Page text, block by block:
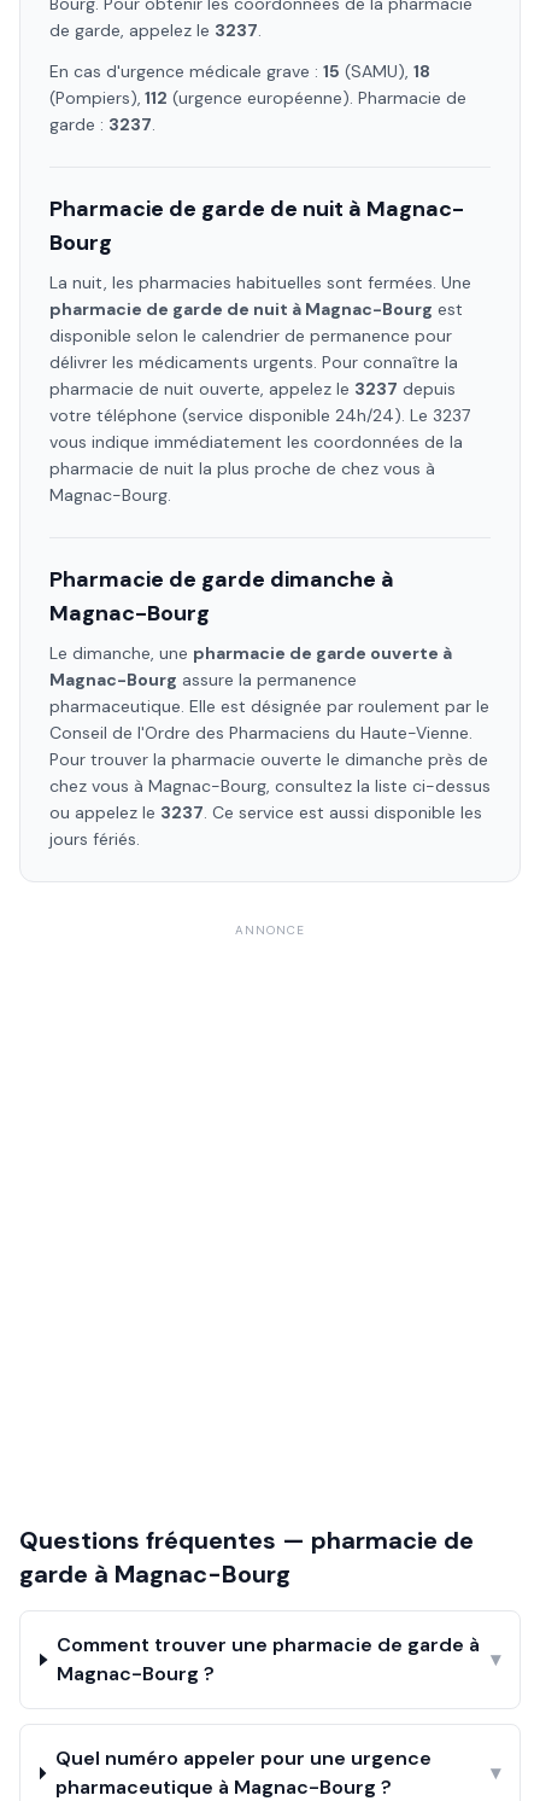
de garde, appelez le 3237.
En cas d'urgence médicale grave : 15 (SAMU), 18
(Pompiers), 112 (urgence européenne). Pharmacie de
garde : 3237.
Pharmacie de garde de nuit à Magnac-
Bourg
La nuit, les pharmacies habituelles sont fermées. Une
pharmacie de garde de nuit à Magnac-Bourg est
disponible selon le calendrier de permanence pour
délivrer les médicaments urgents. Pour connaître la
pharmacie de nuit ouverte, appelez le 3237 depuis
votre téléphone (service disponible 24h/24). Le 3237
vous indique immédiatement les coordonnées de la
pharmacie de nuit la plus proche de chez vous à
Magnac-Bourg.
Pharmacie de garde dimanche à
Magnac-Bourg
Le dimanche, une pharmacie de garde ouverte à
Magnac-Bourg assure la permanence
pharmaceutique. Elle est désignée par roulement par le
Conseil de l'Ordre des Pharmaciens du Haute-Vienne.
Pour trouver la pharmacie ouverte le dimanche près de
chez vous à Magnac-Bourg, consultez la liste ci-dessus
ou appelez le 3237. Ce service est aussi disponible les
jours fériés.
ANNONCE
Questions fréquentes — pharmacie de
garde à Magnac-Bourg
Comment trouver une pharmacie de garde à
Magnac-Bourg ?
▾
Quel numéro appeler pour une urgence
pharmaceutique à Magnac-Bourg ?
▾